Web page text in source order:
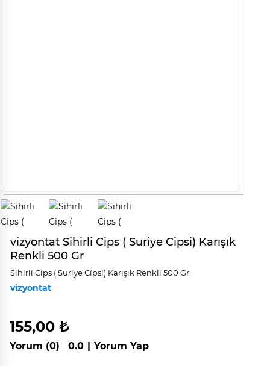
vizyontat Sihirli Cips ( Suriye Cipsi) Karışık
Renkli 500 Gr
Si̇hi̇rli̇ Ci̇ps ( Suri̇ye Ci̇psi̇) Karışık Renkli̇ 500 Gr
vizyontat
155,00 ₺
Yorum (0) 0.0 | Yorum Yap